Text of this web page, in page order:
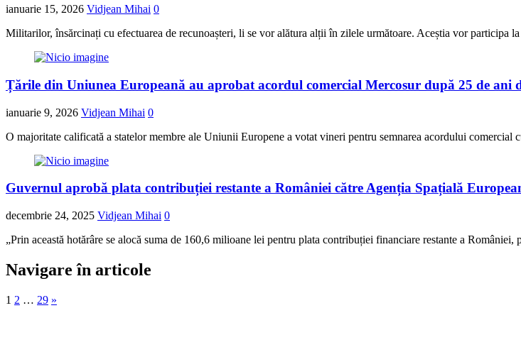
ianuarie 15, 2026 Vidjean Mihai 0
Militarilor, însărcinați cu efectuarea de recunoașteri, li se vor alătura alții în zilele următoare. Aceștia vor participa
Țările din Uniunea Europeană au aprobat acordul comercial Mercosur după 25 de ani
ianuarie 9, 2026 Vidjean Mihai 0
O majoritate calificată a statelor membre ale Uniunii Europene a votat vineri pentru semnarea acordului comercial
Guvernul aprobă plata contribuției restante a României către Agenția Spațială
decembrie 24, 2025 Vidjean Mihai 0
„Prin această hotărâre se alocă suma de 160,6 milioane lei pentru plata contribuției financiare restante a
Navigare în articole
1 2 … 29 »